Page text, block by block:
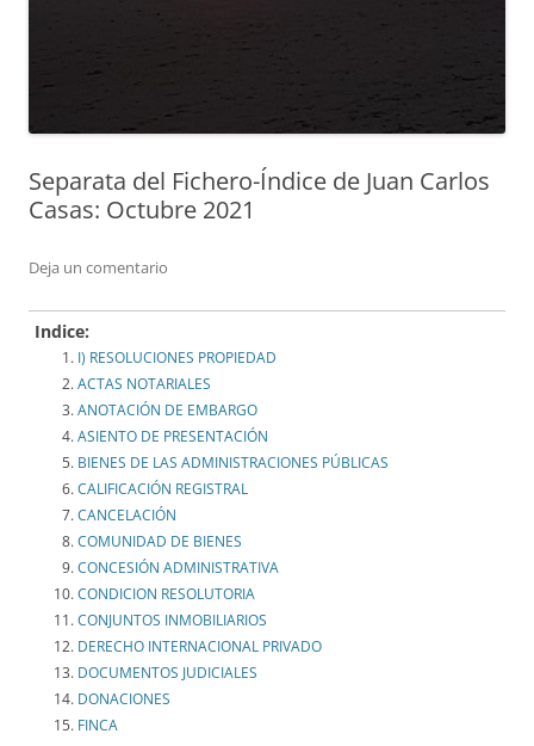
Separata del Fichero-Índice de Juan Carlos
Casas: Octubre 2021
Deja un comentario
Indice:
I) RESOLUCIONES PROPIEDAD
ACTAS NOTARIALES
ANOTACIÓN DE EMBARGO
ASIENTO DE PRESENTACIÓN
BIENES DE LAS ADMINISTRACIONES PÚBLICAS
CALIFICACIÓN REGISTRAL
CANCELACIÓN
COMUNIDAD DE BIENES
CONCESIÓN ADMINISTRATIVA
CONDICION RESOLUTORIA
CONJUNTOS INMOBILIARIOS
DERECHO INTERNACIONAL PRIVADO
DOCUMENTOS JUDICIALES
DONACIONES
FINCA